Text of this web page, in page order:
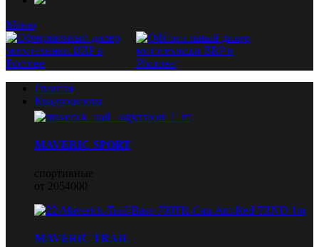
Меню
Главная
Квадроциклы
MAVERIC SPORT
спортивные
от 2054000
MAVERIC TRAIL